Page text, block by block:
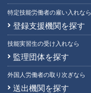
特定技能労働者の雇い入れなら
登録支援機関を探す
技能実習生の受け入れなら
監理団体を探す
外国人労働者の取り次ぎなら
送出機関を探す